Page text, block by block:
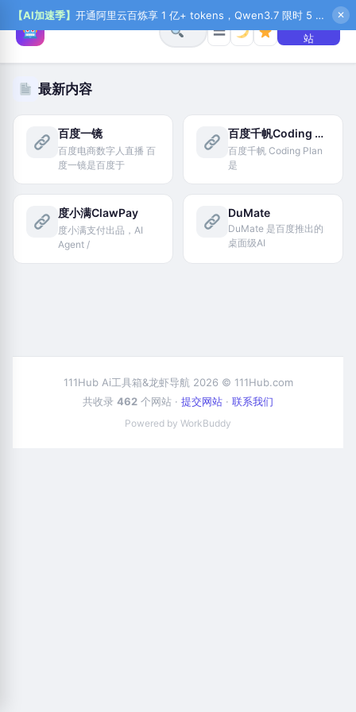
【AI加速季】 开通阿里云百炼享 1 亿+ tokens，Qwen3.7 限时 5 折起，秒悟新注送 1 万积分，加入 OPC 赢百万助力金，QoderWork CN 首月 0 元 ✕
☰
+ 提交网
站
最新内容
百度一镜
百度电商数字人直播 百
度一镜是百度于
百度千帆Coding Plan
百度千帆 Coding Plan
是
度小满ClawPay
度小满支付出品，AI
Agent /
DuMate
DuMate 是百度推出的
桌面级AI
111Hub Ai工具箱&龙虾导航 2026 © 111Hub.com
共收录 462 个网站 · 提交网站 · 联系我们
Powered by WorkBuddy